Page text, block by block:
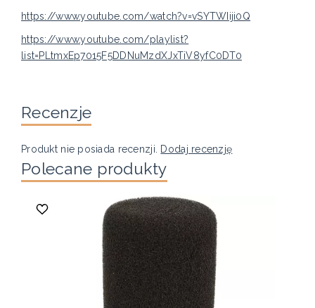
https://www.youtube.com/watch?v=vSYTWIiji0Q
https://www.youtube.com/playlist?
list=PLtmxEp7015F5DDNuMzdXJxTiV8yfC0DT0
Recenzje
Produkt nie posiada recenzji. Dodaj recenzję
Polecane produkty